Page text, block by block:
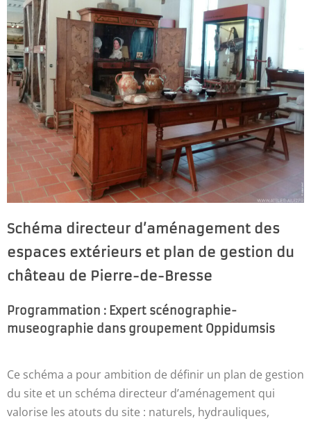
Schéma directeur d’aménagement des
espaces extérieurs et plan de gestion du
château de Pierre-de-Bresse
Programmation : Expert scénographie-
museographie dans groupement Oppidumsis
Ce schéma a pour ambition de définir un plan de gestion
du site et un schéma directeur d’aménagement qui
valorise les atouts du site : naturels, hydrauliques,